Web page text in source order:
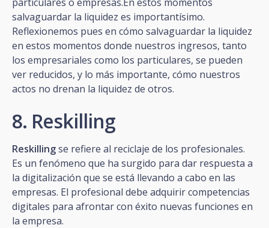
salvaguardar la liquidez es importantísimo.
Reflexionemos pues en cómo salvaguardar la liquidez
en estos momentos donde nuestros ingresos, tanto
los empresariales como los particulares, se pueden
ver reducidos, y lo más importante, cómo nuestros
actos no drenan la liquidez de otros.
8. Reskilling
Reskillingse refiere al reciclaje de los profesionales.
Es un fenómeno que ha surgido para dar respuesta a
la digitalización que se está llevando a cabo en las
empresas. El profesional debe adquirir competencias
digitales para afrontar con éxito nuevas funciones en
la empresa.